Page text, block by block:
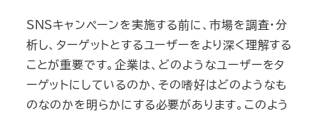
SNSキャンペーンを実施する前に、市場を調査・分
析し、ターゲットとするユーザーをより深く理解する
ことが重要です。企業は、どのようなユーザーをタ
ーゲットにしているのか、その嗜好はどのようなも
のなのかを明らかにする必要があります。このよう